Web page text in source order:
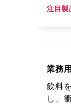
注目製
業務
飲料
し、